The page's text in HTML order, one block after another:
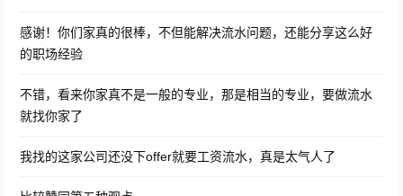
感谢！你们家真的很棒，不但能解决流水问题，还能分享这么好
的职场经验
不错，看来你家真不是一般的专业，那是相当的专业，要做流水
就找你家了
我找的这家公司还没下offer就要工资流水，真是太气人了